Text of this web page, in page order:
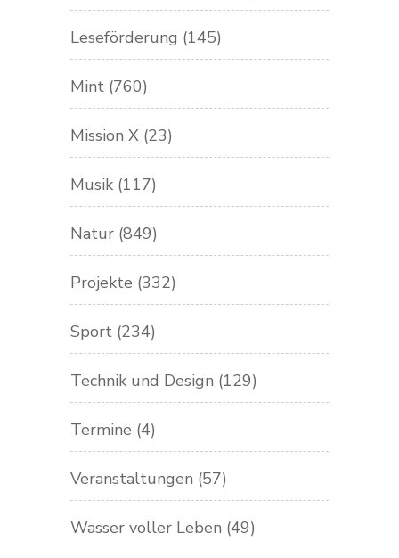
Leseförderung (145)
Mint (760)
Mission X (23)
Musik (117)
Natur (849)
Projekte (332)
Sport (234)
Technik und Design (129)
Termine (4)
Veranstaltungen (57)
Wasser voller Leben (49)